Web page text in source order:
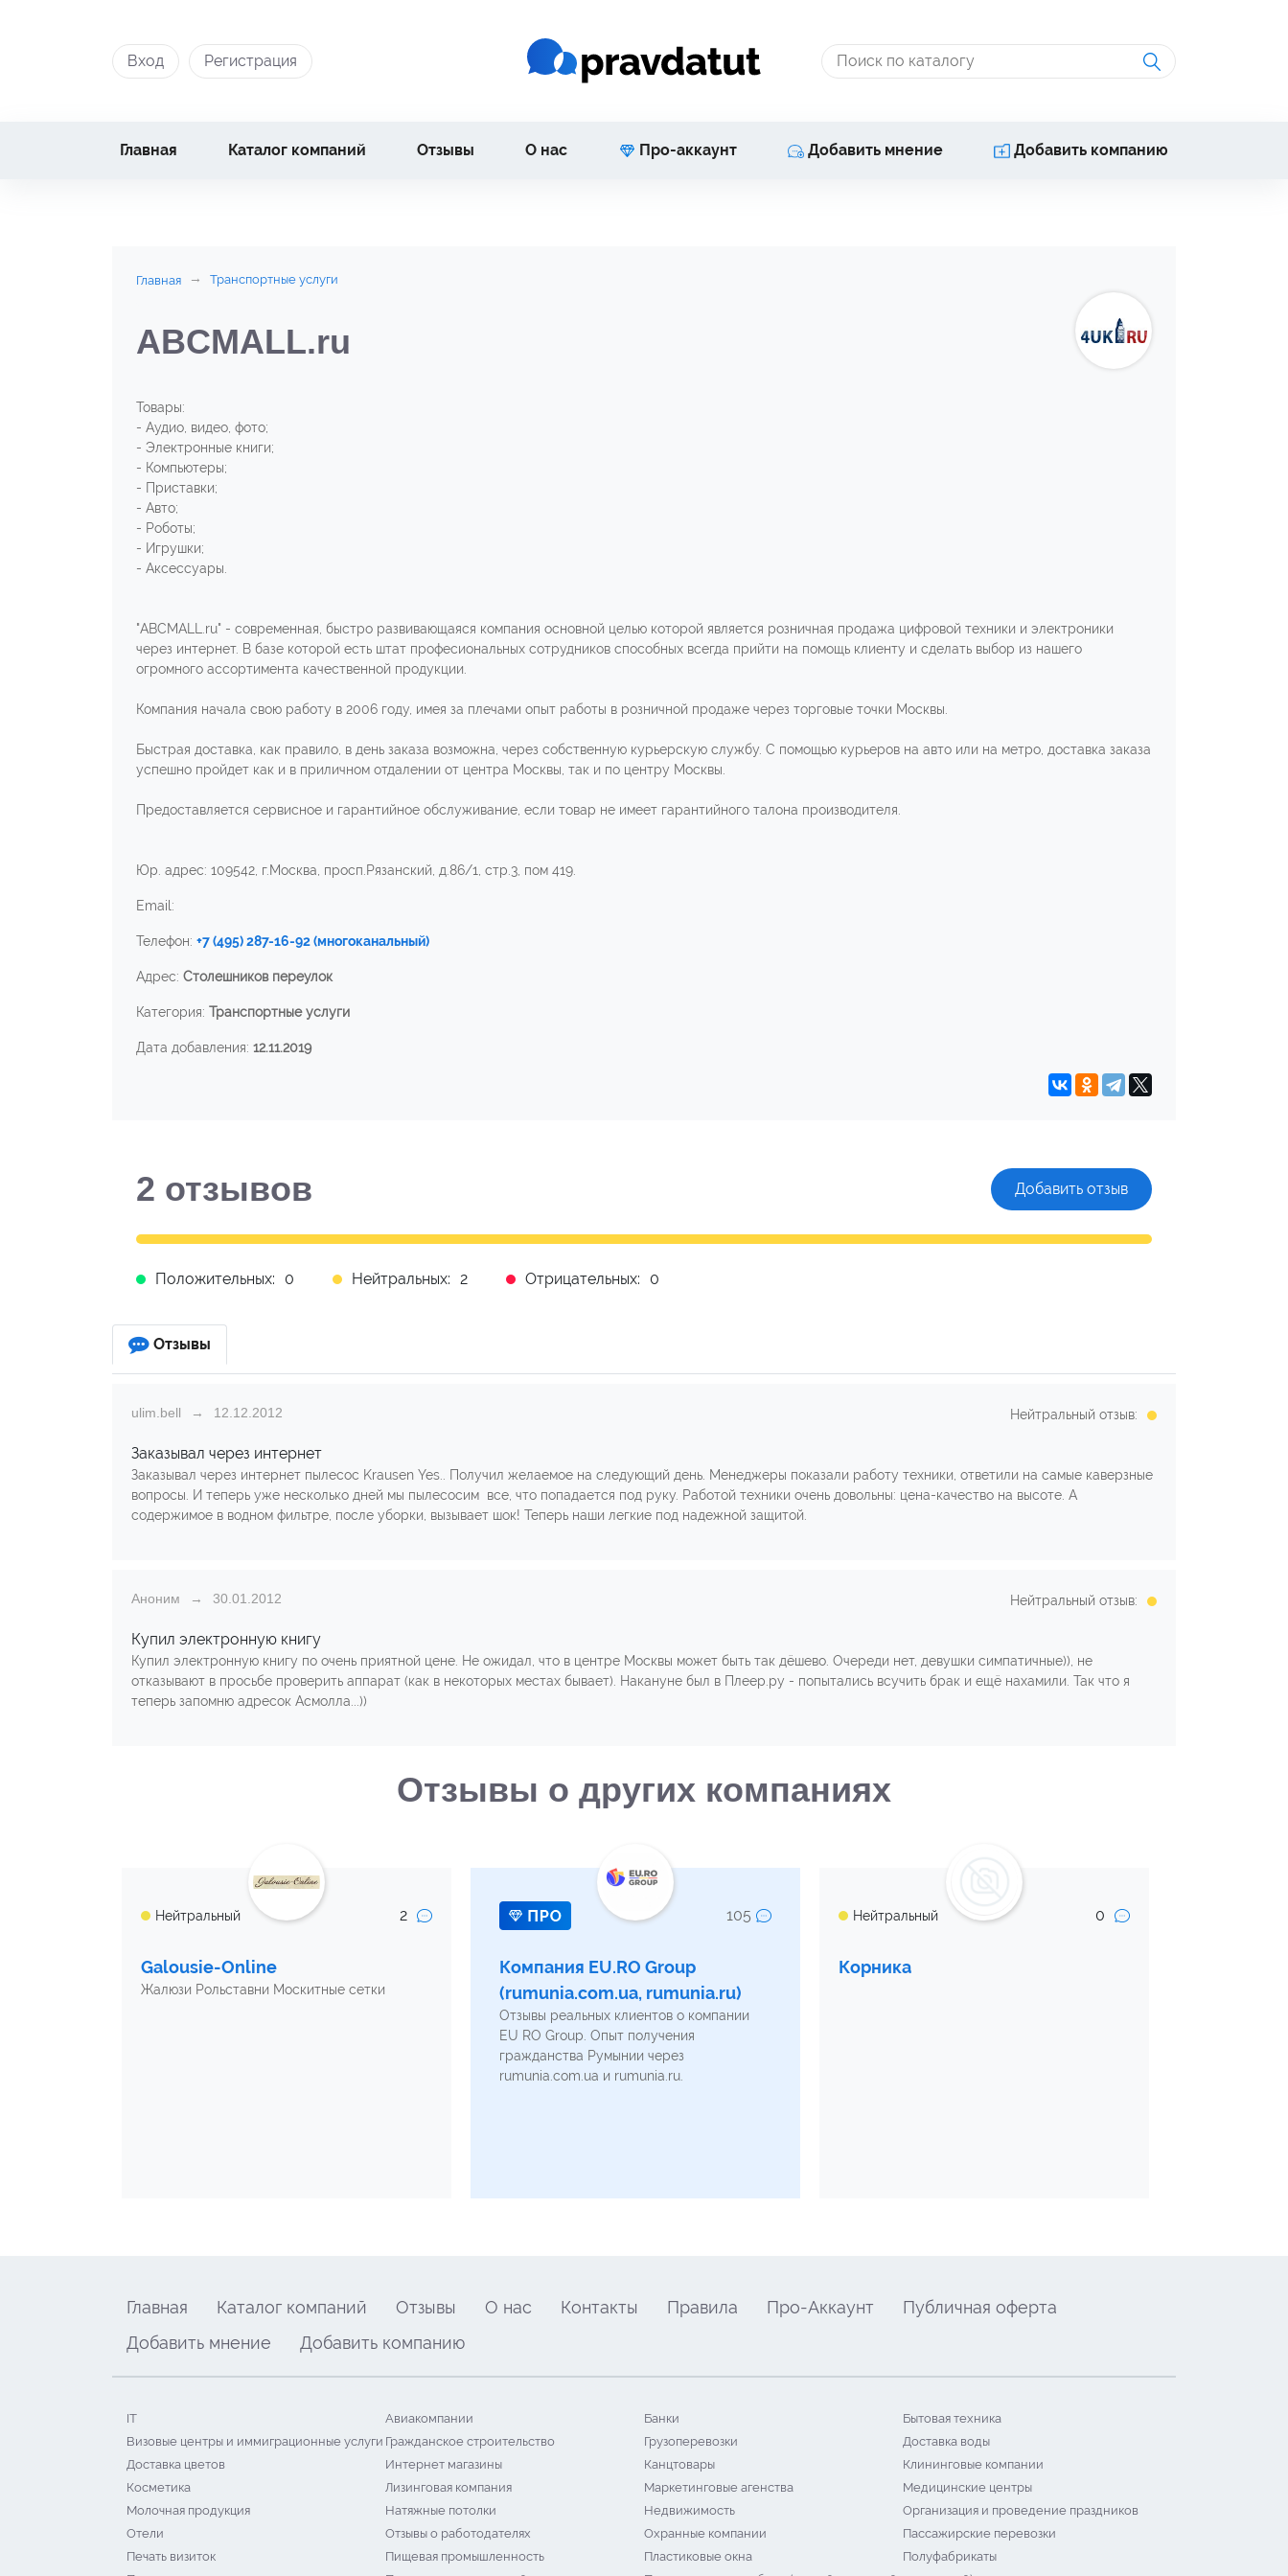
Вход Регистрация
Главная Каталог компаний Отзывы О нас Про-аккаунт Добавить мнение Добавить компанию
Главная Транспортные услуги
ABCMALL.ru
Товары:
- Аудио, видео, фото;
- Электронные книги;
- Компьютеры;
- Приставки;
- Авто;
- Роботы;
- Игрушки;
- Аксессуары.
"ABCMALL.ru" - современная, быстро развивающаяся компания основной целью которой является розничная продажа цифровой техники и электроники
через интернет. В базе которой есть штат професиональных сотрудников способных всегда прийти на помощь клиенту и сделать выбор из нашего
огромного ассортимента качественной продукции.
Компания начала свою работу в 2006 году, имея за плечами опыт работы в розничной продаже через торговые точки Москвы.
Быстрая доставка, как правило, в день заказа возможна, через собственную курьерскую службу. С помощью курьеров на авто или на метро, доставка заказа
успешно пройдет как и в приличном отдалении от центра Москвы, так и по центру Москвы.
Предоставляется сервисное и гарантийное обслуживание, если товар не имеет гарантийного талона производителя.
Юр. адрес: 109542, г.Москва, просп.Рязанский, д.86/1, стр.3, пом 419.
Email:
Телефон: +7 (495) 287-16-92 (многоканальный)
Адрес: Столешников переулок
Категория: Транспортные услуги
Дата добавления: 12.11.2019
2 отзывов Добавить отзыв
Положительных: 0 Нейтральных: 2 Отрицательных: 0
Отзывы
ulim.bell 12.12.2012 Нейтральный отзыв:
Заказывал через интернет
Заказывал через интернет пылесос Krausen Yes.. Получил желаемое на следующий день. Менеджеры показали работу техники, ответили на самые каверзные
вопросы. И теперь уже несколько дней мы пылесосим все, что попадается под руку. Работой техники очень довольны: цена-качество на высоте. А
содержимое в водном фильтре, после уборки, вызывает шок! Теперь наши легкие под надежной защитой.
Аноним 30.01.2012 Нейтральный отзыв:
Купил электронную книгу
Купил электронную книгу по очень приятной цене. Не ожидал, что в центре Москвы может быть так дёшево. Очереди нет, девушки симпатичные)), не
отказывают в просьбе проверить аппарат (как в некоторых местах бывает). Накануне был в Плеер.ру - попытались всучить брак и ещё нахамили. Так что я
теперь запомню адресок Асмолла...))
Отзывы о других компаниях
Нейтральный 2
Galousie-Online
Жалюзи Рольставни Москитные сетки
105
Компания EU.RO Group
(rumunia.com.ua, rumunia.ru)
Отзывы реальных клиентов о компании
EU RO Group. Опыт получения
гражданства Румынии через
rumunia.com.ua и rumunia.ru.
Нейтральный 0
Корника
Главная Каталог компаний Отзывы О нас Контакты Правила Про-Аккаунт
Публичная оферта
Добавить мнение
Добавить компанию
IT Авиакомпании Банки
Бытовая техника
Визовые центры и иммиграционные услуги Гражданское строительство Грузоперевозки
Доставка воды
Доставка цветов
Интернет магазины Канцтовары
Клининговые компании
Косметика
Лизинговая компания Маркетинговые агенства
Медицинские центры
Молочная продукция
Натяжные потолки Недвижимость
Организация и проведение праздников
Отели
Отзывы о работодателях Охранные компании
Пассажирские перевозки
Печать визиток
Пищевая промышленность Пластиковые окна
Полуфабрикаты